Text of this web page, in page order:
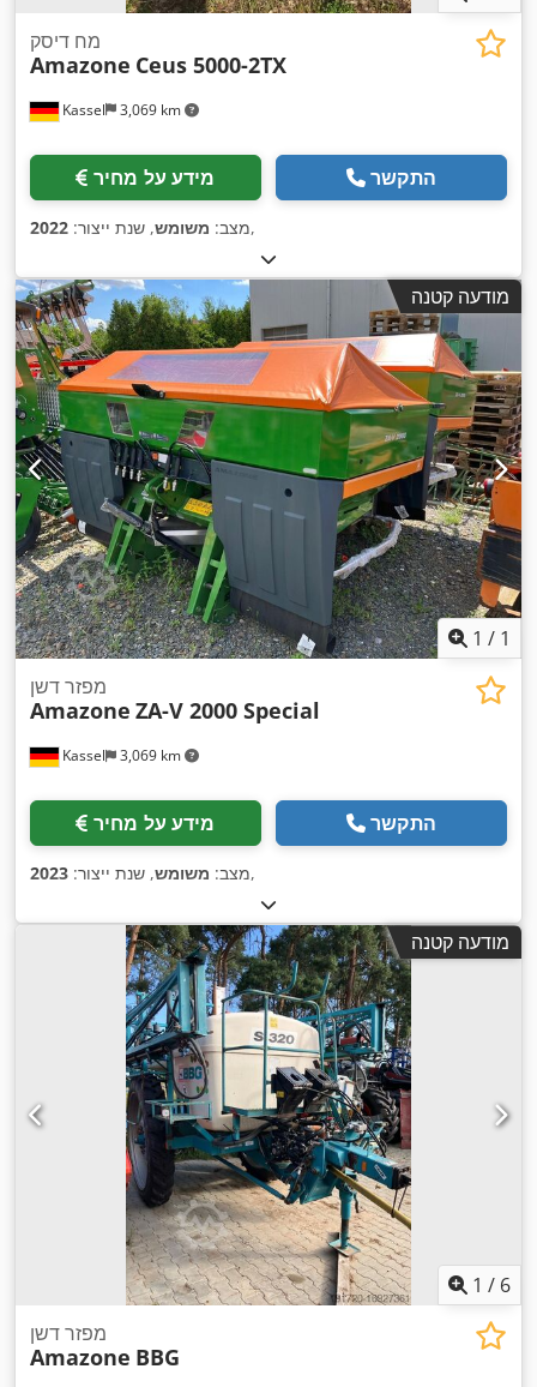
Kassel 3,069 km
מח דיסק
Amazone Ceus 5000-2TX
מידע על מחיר התקשר
מצב: משומש, שנת ייצור: 2022 ,
מודעה קטנה
1 / 1
Kassel 3,069 km
מפזר דשן
Amazone ZA-V 2000 Special
מידע על מחיר התקשר
מצב: משומש, שנת ייצור: 2023 ,
מודעה קטנה
1 / 6
מפזר דשן
Amazone BBG